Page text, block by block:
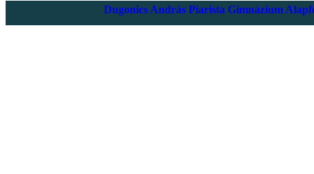
Dugonics András Piarista Gimnázium